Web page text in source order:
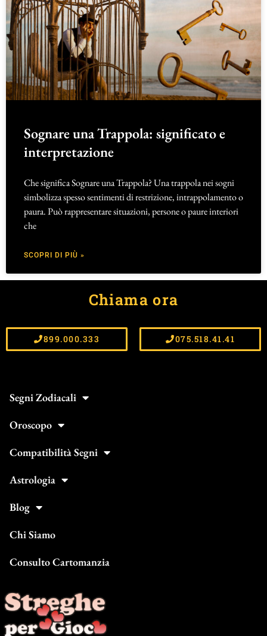
Sognare una Trappola: significato e
interpretazione
Che significa Sognare una Trappola? Una trappola nei sogni
simbolizza spesso sentimenti di restrizione, intrappolamento o
paura. Può rappresentare situazioni, persone o paure interiori
che
SCOPRI DI PIÙ »
Chiama ora
899.000.333 075.518.41.41
Segni Zodiacali
Oroscopo
Compatibilità Segni
Astrologia
Blog
Chi Siamo
Consulto Cartomanzia